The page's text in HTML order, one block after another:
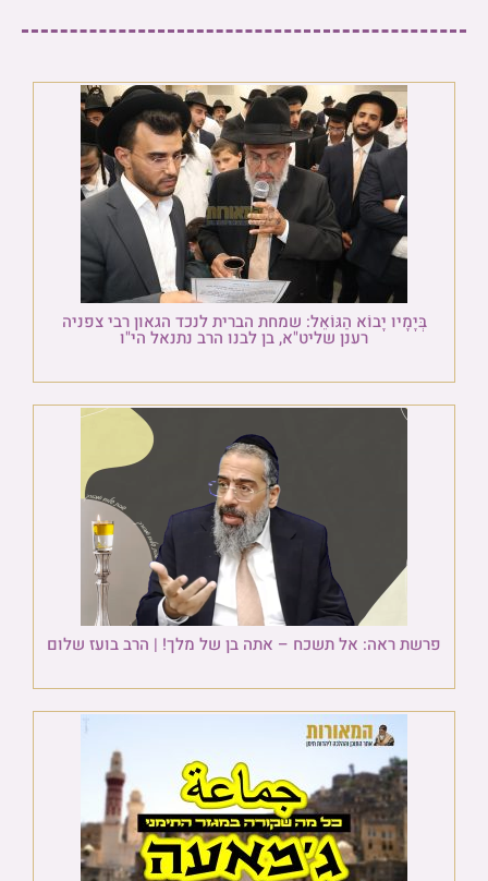
בְּיָמָיו יָבוֹא הַגּוֹאֵל: שמחת הברית לנכד הגאון רבי צפניה
רענן שליט"א, בן לבנו הרב נתנאל הי"ו
פרשת ראה: אל תשכח – אתה בן של מלך! | הרב בועז שלום